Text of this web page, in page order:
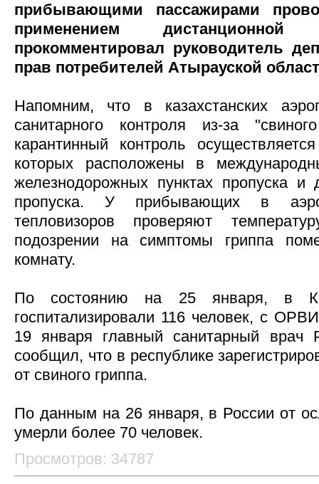
прибывающими пассажирами
применением
прокомментировал руководитель
прав потребителей Атырауской
Напомним, что в казахстанских
санитарного контроля из-за
карантинный контроль
которых расположены в
железнодорожных пунктах пропуска и
пропуска. У прибывающих в
тепловизоров проверяют
подозрении на симптомы гриппа
комнату.
По состоянию на 25 января, в
госпитализировали 116 человек, с
19 января главный санитарный
сообщил, что в республике
от свиного гриппа.
По данным на 26 января, в России от
умерли более 70 человек.
Просмотров: 34787